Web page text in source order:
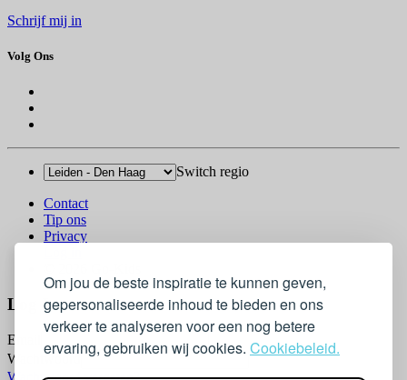
Om jou de beste inspiratie te kunnen geven,
gepersonaliseerde inhoud te bieden en ons
verkeer te analyseren voor een nog betere
ervaring, gebruiken wij cookies. Cookiebeleid.
Schrijf mij in
Volg Ons
Switch regio
Contact
Tip ons
Privacy
Log In
Email
Wachtwoord